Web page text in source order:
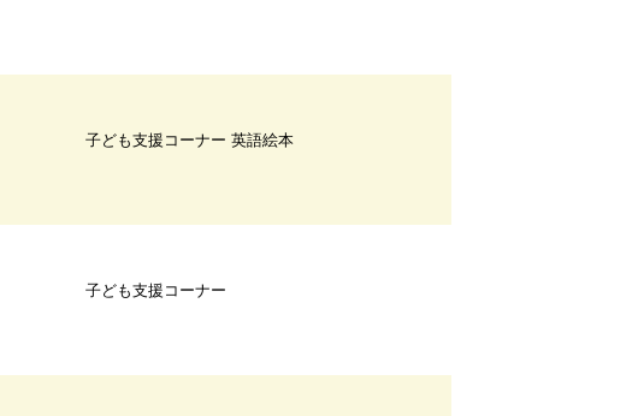
子ども支援コーナー 英語絵本
子ども支援コーナー